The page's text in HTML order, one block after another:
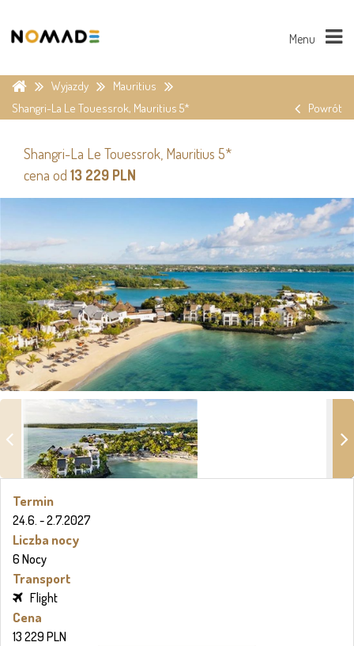
Menu
Wyjazdy
Mauritius
Shangri-La Le Touessrok, Mauritius 5*
Powrót
Shangri-La Le Touessrok, Mauritius 5*
cena od 13 229 PLN
Termin
24.6. - 2.7.2027
Liczba nocy
6 Nocy
Transport
Flight
Cena
13 229 PLN